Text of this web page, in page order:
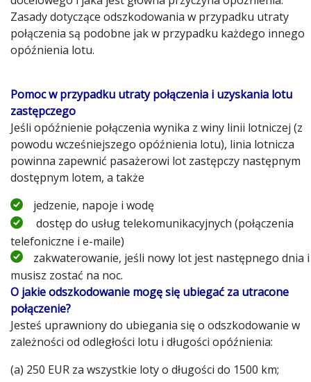
Zasady dotyczące odszkodowania w przypadku utraty
połączenia są podobne jak w przypadku każdego innego
opóźnienia lotu.
Pomoc w przypadku utraty połączenia i uzyskania lotu
zastępczego
Jeśli opóźnienie połączenia wynika z winy linii lotniczej (z
powodu wcześniejszego opóźnienia lotu), linia lotnicza
powinna zapewnić pasażerowi lot zastępczy następnym
dostępnym lotem, a także
jedzenie, napoje i wodę
dostęp do usług telekomunikacyjnych (połączenia
telefoniczne i e-maile)
zakwaterowanie, jeśli nowy lot jest następnego dnia i
musisz zostać na noc.
O jakie odszkodowanie mogę się ubiegać za utracone
połączenie?
Jesteś uprawniony do ubiegania się o odszkodowanie w
zależności od odległości lotu i długości opóźnienia:
(a) 250 EUR za wszystkie loty o długości do 1500 km;